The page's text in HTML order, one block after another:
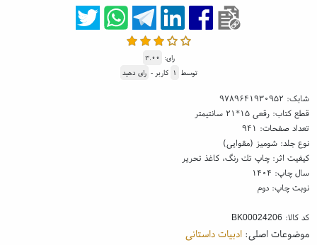
رای: ۳.۰۰
توسط ۱ کاربر - رای دهید
شابک: ۹۷۸۹۶۴۱۹۳۰۹۵۲
قطع کتاب: رقعی ۱۵*۲۱ سانتیمتر
تعداد صفحات: ۹۴۱
نوع جلد: شومیز (مقوایی)
کیفیت اثر: چاپ تك رنگ، کاغذ تحریر
سال چاپ: ۱۴۰۴
نوبت چاپ: دوم
کد کالا: BK00024206
موضوعات اصلی:ادبیات داستانی